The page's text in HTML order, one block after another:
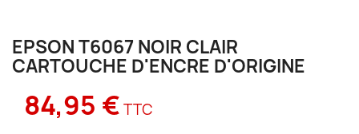
EPSON T6067 NOIR CLAIR
CARTOUCHE D'ENCRE D'ORIGINE
84,95 € TTC